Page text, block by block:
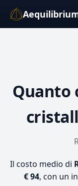
Quanto
Il costo medio di
€ 94, con un